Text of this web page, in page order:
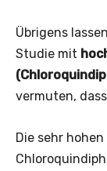
Übrigens
Studie mit
vermuten, dass
Die sehr